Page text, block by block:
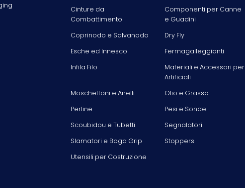
Cinture da
Combattimento
Componenti per Canne
e Guadini
Coprinodo e Salvanodo
Dry Fly
Esche ed Innesco
Fermagalleggianti
Infila Filo
Materiali e Accessori per
Artificiali
Moschettoni e Anelli
Olio e Grasso
Perline
Pesi e Sonde
Scoubidou e Tubetti
Segnalatori
Slamatori e Boga Grip
Stoppers
Utensili per Costruzione